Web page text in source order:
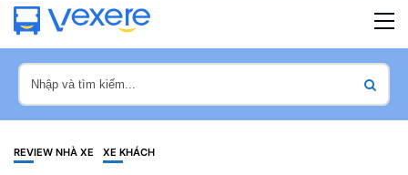
REVIEW NHÀ XE XE KHÁCH